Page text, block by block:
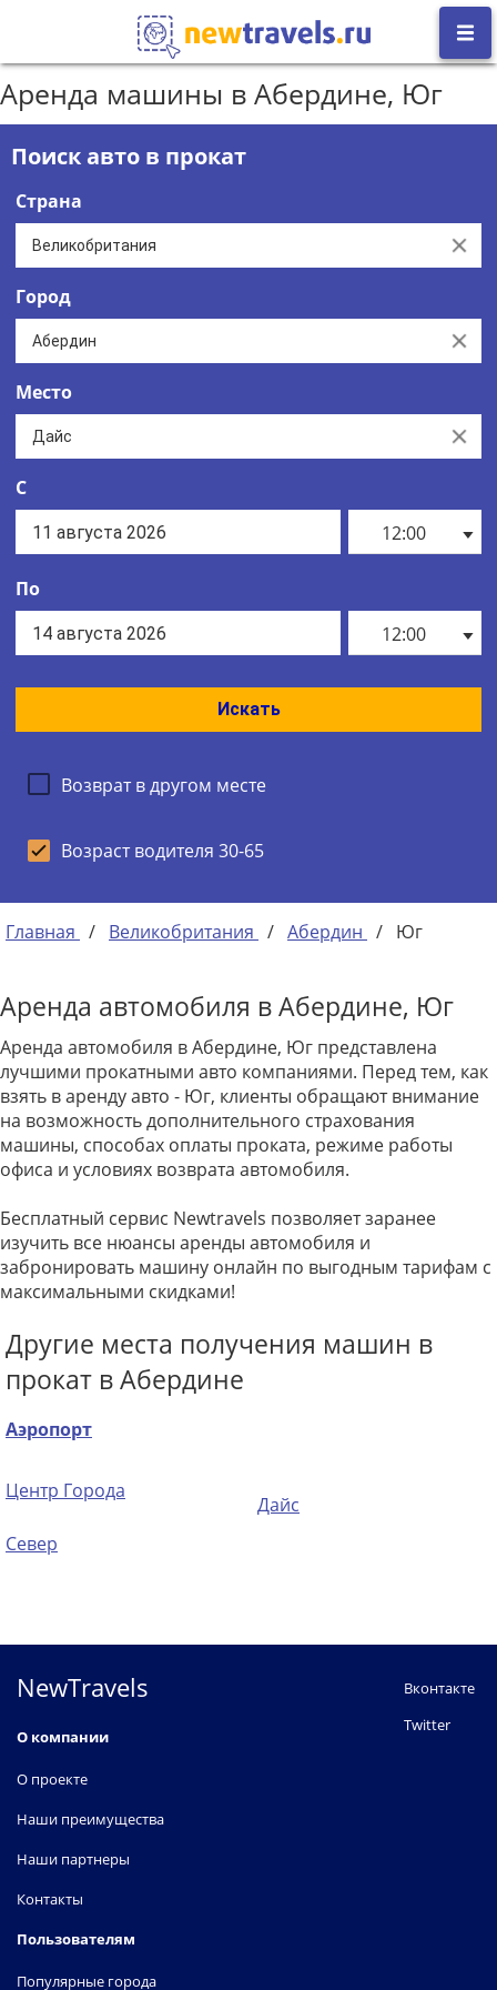
Аренда машины в Абердине, Юг
Поиск авто в прокат
Страна
Clear
Город
Clear
Место
Clear
С
12:00
По
12:00
Искать
Возврат в другом месте
Возраст водителя 30-65
Главная / Великобритания / Абердин / Юг
Аренда автомобиля в Абердине, Юг
Аренда автомобиля в Абердине, Юг представлена
лучшими прокатными авто компаниями. Перед тем, как
взять в аренду авто - Юг, клиенты обращают внимание
на возможность дополнительного страхования
машины, способах оплаты проката, режиме работы
офиса и условиях возврата автомобиля.
Бесплатный сервис Newtravels позволяет заранее
изучить все нюансы аренды автомобиля и
забронировать машину онлайн по выгодным тарифам с
максимальными скидками!
Другие места получения машин в
прокат в Абердине
Аэропорт
Центр Города
Север
Дайс
NewTravels
О компании
О проекте
Наши преимущества
Наши партнеры
Контакты
Пользователям
Популярные города
Вконтакте
Twitter